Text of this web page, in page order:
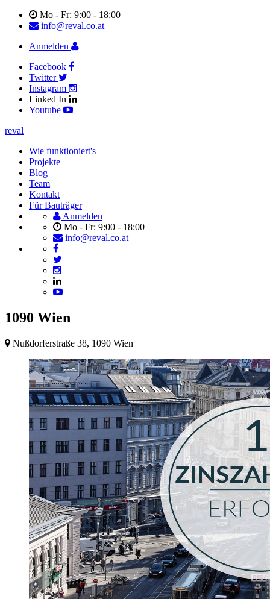
Mo - Fr: 9:00 - 18:00
info@reval.co.at
Anmelden
Facebook
Twitter
Instagram
Linked In
Youtube
reval
Wie funktioniert's
Projekte
Blog
Team
Kontakt
Für Bauträger
Anmelden
Mo - Fr: 9:00 - 18:00
info@reval.co.at
1090 Wien
Nußdorferstraße 38, 1090 Wien